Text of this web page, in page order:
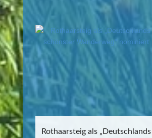
Rothaarsteig als „Deutschlands